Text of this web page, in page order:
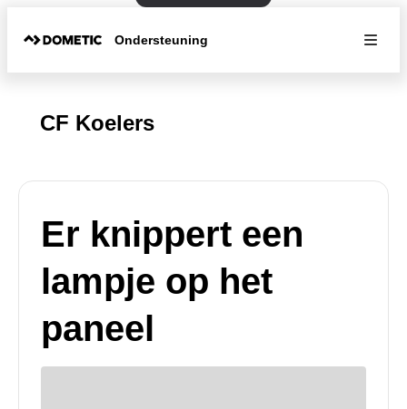
Ondersteuning
CF Koelers
Er knippert een
lampje op het
paneel